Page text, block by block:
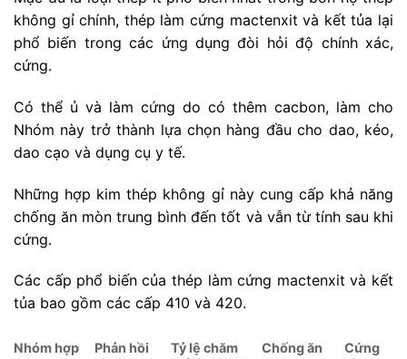
không gỉ chính, thép làm cứng mactenxit và kết tủa lại
phổ biến trong các ứng dụng đòi hỏi độ chính xác,
cứng.
Có thể ủ và làm cứng do có thêm cacbon, làm cho
Nhóm này trở thành lựa chọn hàng đầu cho dao, kéo,
dao cạo và dụng cụ y tế.
Những hợp kim thép không gỉ này cung cấp khả năng
chống ăn mòn trung bình đến tốt và vẫn từ tính sau khi
cứng.
Các cấp phổ biến của thép làm cứng mactenxit và kết
tủa bao gồm các cấp 410 và 420.
Nhóm hợp
Phản hồi
Tỷ lệ chăm
Chống ăn
Cứng